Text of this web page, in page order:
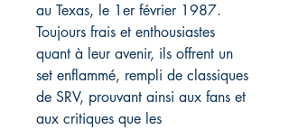
au Texas, le 1er février 1987.
Toujours frais et enthousiastes
quant à leur avenir, ils offrent un
set enflammé, rempli de classiques
de SRV, prouvant ainsi aux fans et
aux critiques que les